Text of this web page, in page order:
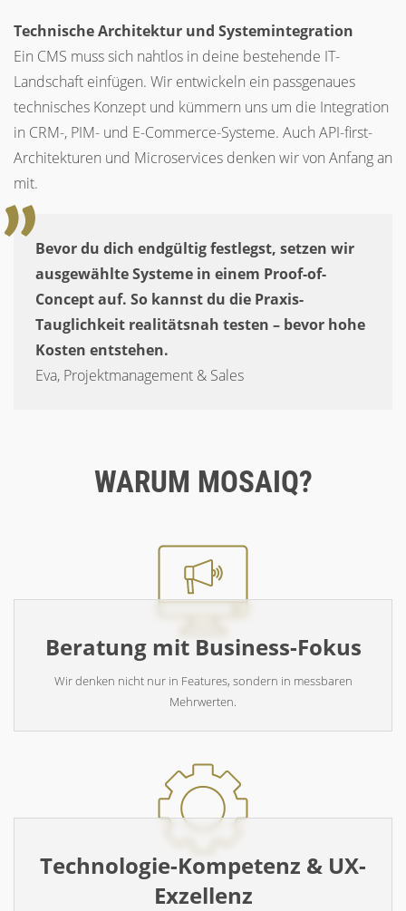
Technische Architektur und Systemintegration
Ein CMS muss sich nahtlos in deine bestehende IT-
Landschaft einfügen. Wir entwickeln ein passgenaues
technisches Konzept und kümmern uns um die Integration
in CRM-, PIM- und E-Commerce-Systeme. Auch API-first-
Architekturen und Microservices denken wir von Anfang an
mit.
Bevor du dich endgültig festlegst, setzen wir
ausgewählte Systeme in einem Proof-of-
Concept auf. So kannst du die Praxis-
Tauglichkeit realitätsnah testen – bevor hohe
Kosten entstehen.
Eva, Projektmanagement & Sales
WARUM MOSAIQ?
Beratung mit Business-Fokus
Wir denken nicht nur in Features, sondern in messbaren
Mehrwerten.
Technologie-Kompetenz & UX-
Exzellenz